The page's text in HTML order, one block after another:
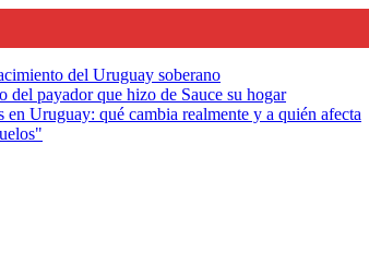
del Uruguay soberano
del payador que hizo de Sauce su hogar
Uruguay: qué cambia realmente y a quién afecta